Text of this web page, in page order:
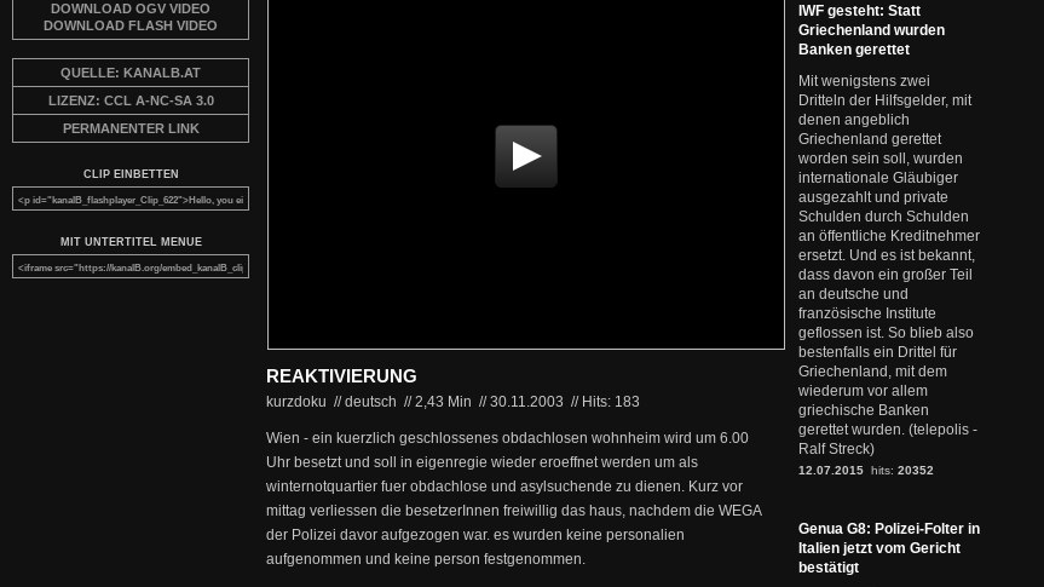
DOWNLOAD OGV VIDEO
DOWNLOAD FLASH VIDEO
QUELLE: KANALB.AT
LIZENZ: CCL A-NC-SA 3.0
PERMANENTER LINK
CLIP EINBETTEN
MIT UNTERTITEL MENUE
REAKTIVIERUNG
kurzdoku // deutsch //2,43 Min //30.11.2003 // Hits: 183
Wien - ein kuerzlich geschlossenes obdachlosen wohnheim wird um 6.00
Uhr besetzt und soll in eigenregie wieder eroeffnet werden um als
winternotquartier fuer obdachlose und asylsuchende zu dienen. Kurz vor
mittag verliessen die besetzerInnen freiwillig das haus, nachdem die WEGA
der Polizei davor aufgezogen war. es wurden keine personalien
aufgenommen und keine person festgenommen.
IWF gesteht: Statt
Griechenland wurden
Banken gerettet
Mit wenigstens zwei
Dritteln der Hilfsgelder, mit
denen angeblich
Griechenland gerettet
worden sein soll, wurden
internationale Gläubiger
ausgezahlt und private
Schulden durch Schulden
an öffentliche Kreditnehmer
ersetzt. Und es ist bekannt,
dass davon ein großer Teil
an deutsche und
französische Institute
geflossen ist. So blieb also
bestenfalls ein Drittel für
Griechenland, mit dem
wiederum vor allem
griechische Banken
gerettet wurden. (telepolis -
Ralf Streck)
12.07.2015 hits: 20352
Genua G8: Polizei-Folter in
Italien jetzt vom Gericht
bestätigt